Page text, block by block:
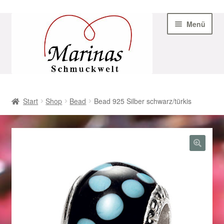
Navigation
Menü
AGB
Beispiel-Seite
Datenschutz
Geschenke zu Ostern 2023
Geschenke zu Ostern 2024
Start Shop Bead Bead 925 Silber schwarz/türkis